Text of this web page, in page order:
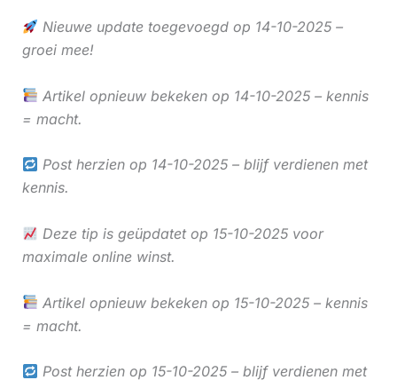
Nieuwe update toegevoegd op 14-10-2025 –
groei mee!
Artikel opnieuw bekeken op 14-10-2025 – kennis
= macht.
Post herzien op 14-10-2025 – blijf verdienen met
kennis.
Deze tip is geüpdatet op 15-10-2025 voor
maximale online winst.
Artikel opnieuw bekeken op 15-10-2025 – kennis
= macht.
Post herzien op 15-10-2025 – blijf verdienen met